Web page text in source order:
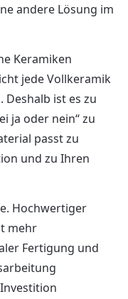
andere Lösung im
Keramiken
jede Vollkeramik
ist es zu
ja oder nein“ zu
passt zu
und zu Ihren
Hochwertiger
mehr
Fertigung und